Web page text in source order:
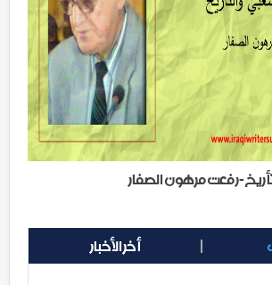
رفعت مرهون الصفار
أخر الأخبار